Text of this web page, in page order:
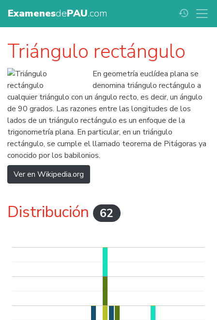
ExamenesdePAU.com history
Triángulo rectángulo
En geometría euclídea plana se
denomina triángulo rectángulo a
cualquier triángulo con un ángulo recto, es decir, un ángulo
de 90 grados. Las razones entre las longitudes de los
lados de un triángulo rectángulo es un enfoque de la
trigonometría plana. En particular, en un triángulo
rectángulo, se cumple el llamado teorema de Pitágoras ya
conocido por los babilonios.
Ver en Wikipedia.org
Distribución 62